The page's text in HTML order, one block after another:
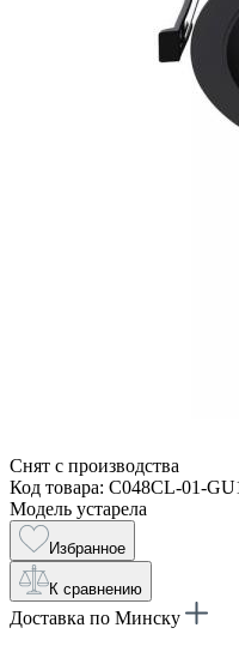
Снят с производства
Код товара: C048CL-01-
Модель устарела
Избранное
К сравнению
Доставка по Минску